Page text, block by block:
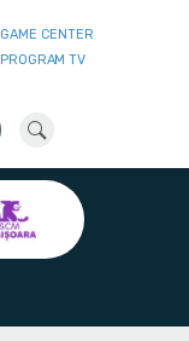
GAME CENTER
PROGRAM TV